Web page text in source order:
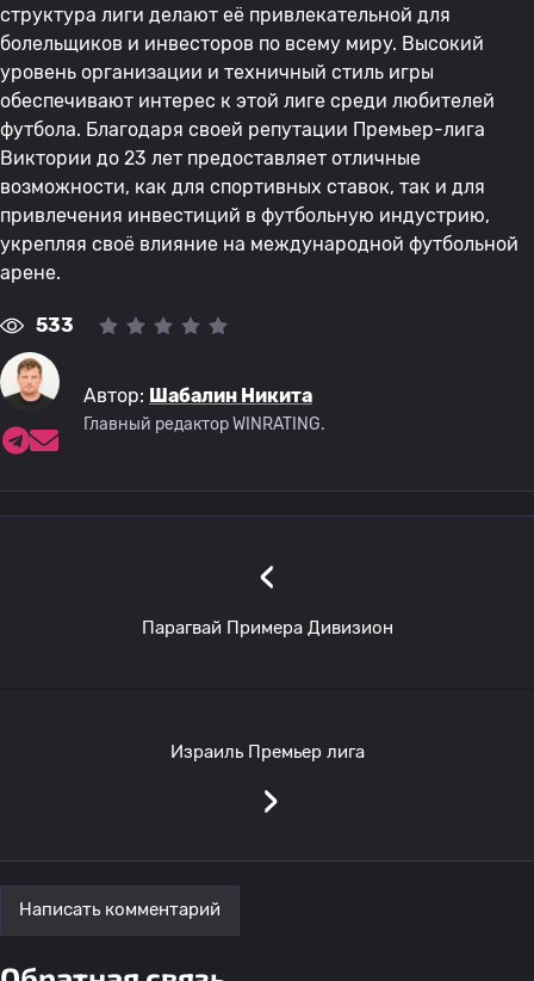
структура лиги делают её привлекательной для
болельщиков и инвесторов по всему миру. Высокий
уровень организации и техничный стиль игры
обеспечивают интерес к этой лиге среди любителей
футбола. Благодаря своей репутации Премьер-лига
Виктории до 23 лет предоставляет отличные
возможности, как для спортивных ставок, так и для
привлечения инвестиций в футбольную индустрию,
укрепляя своё влияние на международной футбольной
арене.
533
Автор: Шабалин Никита
Главный редактор WINRATING.
‹
Парагвай Примера Дивизион
Израиль Премьер лига
›
Написать комментарий